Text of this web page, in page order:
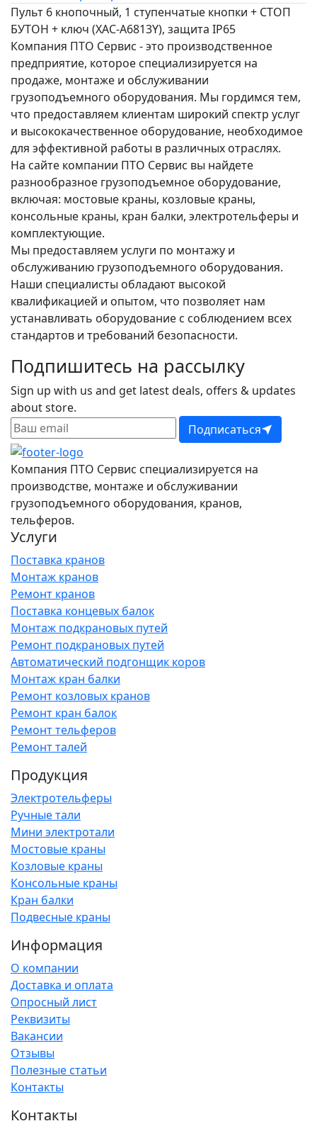
Пульт 6 кнопочный, 1 ступенчатые кнопки + СТОП
БУТОН + ключ (XАС-A6813Y), защита IP65
Компания ПТО Сервис - это производственное
предприятие, которое специализируется на
продаже, монтаже и обслуживании
грузоподъемного оборудования. Мы гордимся тем,
что предоставляем клиентам широкий спектр услуг
и высококачественное оборудование, необходимое
для эффективной работы в различных отраслях.
На сайте компании ПТО Сервис вы найдете
разнообразное грузоподъемное оборудование,
включая: мостовые краны, козловые краны,
консольные краны, кран балки, электротельферы и
комплектующие.
Мы предоставляем услуги по монтажу и
обслуживанию грузоподъемного оборудования.
Наши специалисты обладают высокой
квалификацией и опытом, что позволяет нам
устанавливать оборудование с соблюдением всех
стандартов и требований безопасности.
Подпишитесь на рассылку
Sign up with us and get latest deals, offers & updates
about store.
Подписаться
Компания ПТО Сервис специализируется на
производстве, монтаже и обслуживании
грузоподъемного оборудования, кранов,
тельферов.
Услуги
Поставка кранов
Монтаж кранов
Ремонт кранов
Поставка концевых балок
Монтаж подкрановых путей
Ремонт подкрановых путей
Автоматический подгонщик коров
Монтаж кран балки
Ремонт козловых кранов
Ремонт кран балок
Ремонт тельферов
Ремонт талей
Продукция
Электротельферы
Ручные тали
Мини электротали
Мостовые краны
Козловые краны
Консольные краны
Кран балки
Подвесные краны
Информация
О компании
Доставка и оплата
Опросный лист
Реквизиты
Вакансии
Отзывы
Полезные статьи
Контакты
Контакты